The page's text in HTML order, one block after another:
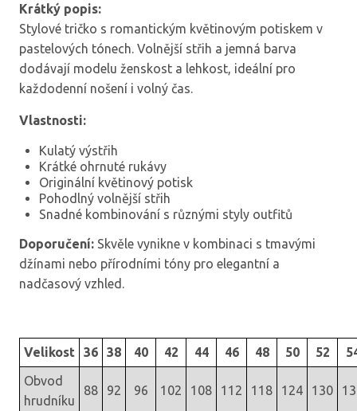
Krátký popis:
Stylové tričko s romantickým květinovým potiskem v
pastelových tónech. Volnější střih a jemná barva
dodávají modelu ženskost a lehkost, ideální pro
každodenní nošení i volný čas.
Vlastnosti:
Kulatý výstřih
Krátké ohrnuté rukávy
Originální květinový potisk
Pohodlný volnější střih
Snadné kombinování s různými styly outfitů
Doporučení: Skvěle vynikne v kombinaci s tmavými
džínami nebo přírodními tóny pro elegantní a
nadčasový vzhled.
Velikost 36 38 40 42 44 46 48 50 52
Obvod
hrudníku
88 92 96 102 108 112 118 124 130